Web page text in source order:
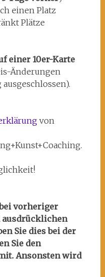
einen Platz
Plätze
einer 10er-Karte
Änderungen
von
vorheriger
ausdrücklichen
Sie dies bei der
Sie den
Ansonsten wird